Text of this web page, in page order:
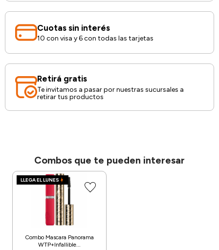
Cuotas sin interés
10 con visa y 6 con todas las tarjetas
Retirá gratis
Te invitamos a pasar por nuestras sucursales a
retirar tus productos
Combos que te pueden interesar
LLEGA EL LUNES
Combo Mascara Panorama
WTP+Infallible...